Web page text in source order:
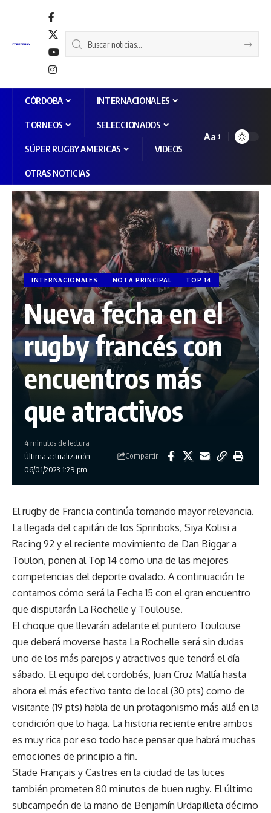
CÓRDOBA INTERNACIONALES
TORNEOS SELECCIONADOS
SÚPER RUGBY AMERICAS VIDEOS
OTRAS NOTICIAS
Aa
INTERNACIONALES NOTA PRINCIPAL TOP 14
Nueva fecha en el
rugby francés con
encuentros más
que atractivos
Última actualización:
06/01/2023 1:29 pm
4 minutos de lectura
Compartir
El rugby de Francia continúa tomando mayor relevancia.
La llegada del capitán de los Sprinboks, Siya Kolisi a
Racing 92 y el reciente movimiento de Dan Biggar a
Toulon, ponen al Top 14 como una de las mejores
competencias del deporte ovalado. A continuación te
contamos cómo será la Fecha 15 con el gran encuentro
que disputarán La Rochelle y Toulouse.
El choque que llevarán adelante el puntero Toulouse
que deberá moverse hasta La Rochelle será sin dudas
uno de los más parejos y atractivos que tendrá el día
sábado. El equipo del cordobés, Juan Cruz Mallía hasta
ahora el más efectivo tanto de local (30 pts) como de
visitante (19 pts) habla de un protagonismo más allá en la
condición que lo haga. La historia reciente entre ambos
es muy rica por eso todo hace pensar que habrá muchas
emociones de principio a fin.
Stade Français y Castres en la ciudad de las luces
también prometen 80 minutos de buen rugby. El último
subcampeón de la mano de Benjamín Urdapilleta décimo